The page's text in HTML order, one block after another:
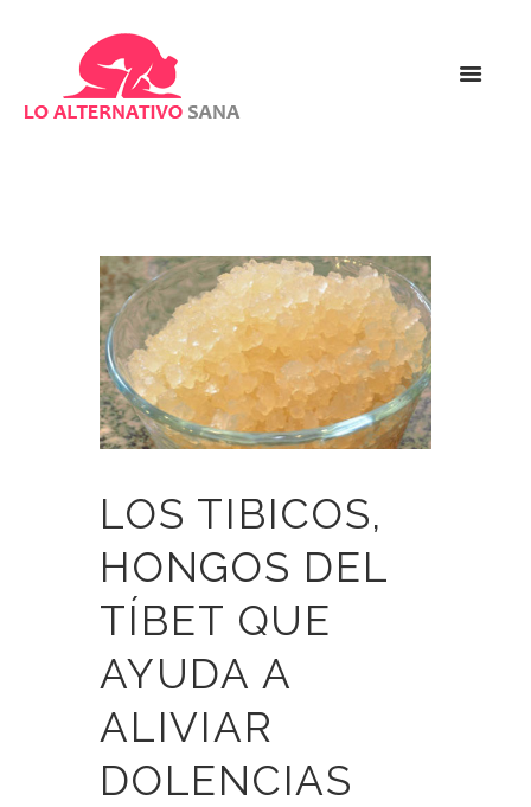
LOS TIBICOS,
HONGOS DEL
TÍBET QUE
AYUDA A
ALIVIAR
DOLENCIAS